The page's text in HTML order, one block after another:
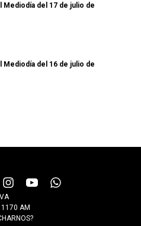
Mediodía del 17 de julio de
Mediodía del 16 de julio de
1170 AM